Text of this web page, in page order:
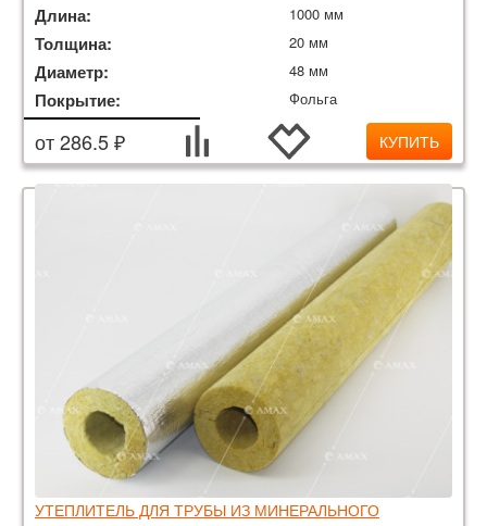
Длина: 1000 мм
Толщина: 20 мм
Диаметр: 48 мм
Покрытие: Фольга
от 286.5 ₽ КУПИТЬ
УТЕПЛИТЕЛЬ ДЛЯ ТРУБЫ ИЗ МИНЕРАЛЬНОГО